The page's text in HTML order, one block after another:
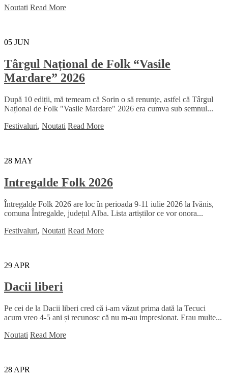
Noutati Read More
05 JUN
Târgul Național de Folk “Vasile
Mardare” 2026
După 10 ediții, mă temeam că Sorin o să renunțe, astfel că Târgul
Național de Folk "Vasile Mardare" 2026 era cumva sub semnul...
Festivaluri, Noutati Read More
28 MAY
Intregalde Folk 2026
Întregalde Folk 2026 are loc în perioada 9-11 iulie 2026 la Ivănis,
comuna Întregalde, județul Alba. Lista artiștilor ce vor onora...
Festivaluri, Noutati Read More
29 APR
Dacii liberi
Pe cei de la Dacii liberi cred că i-am văzut prima dată la Tecuci
acum vreo 4-5 ani și recunosc că nu m-au impresionat. Erau multe...
Noutati Read More
28 APR